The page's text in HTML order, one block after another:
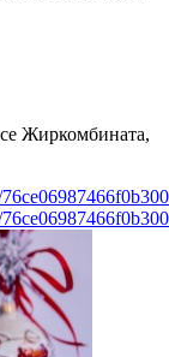
Жиркомбината,